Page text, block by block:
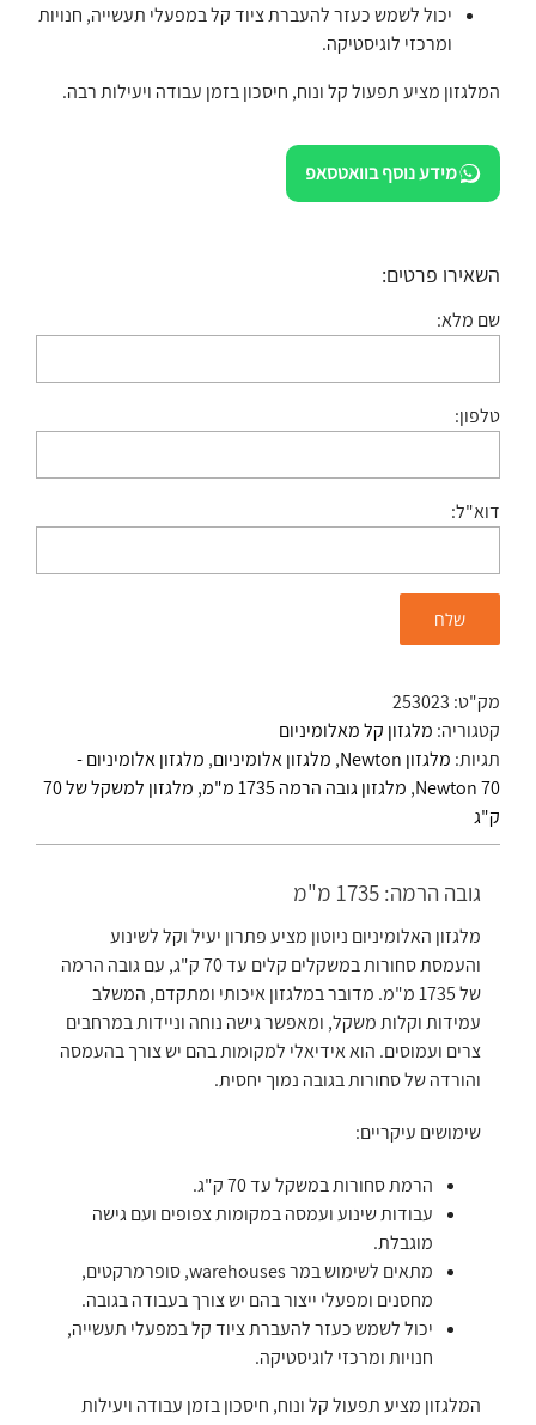
יכול לשמש כעזר להעברת ציוד קל במפעלי תעשייה, חנויות
ומרכזי לוגיסטיקה.
המלגזון מציע תפעול קל ונוח, חיסכון בזמן עבודה ויעילות רבה.
מידע נוסף בוואטסאפ
השאירו פרטים:
שם מלא:
טלפון:
דוא"ל:
מק"ט: 253023
קטגוריה: מלגזון קל מאלומיניום
תגיות: מלגזון Newton , מלגזון אלומיניום, מלגזון אלומיניום -
Newton 70
, מלגזון גובה הרמה 1735 מ"מ ,
מלגזון למשקל של 70
ק"ג
גובה הרמה: 1735 מ"מ
מלגזון האלומיניום ניוטון מציע פתרון יעיל וקל לשינוע
והעמסת סחורות במשקלים קלים עד 70 ק"ג, עם גובה הרמה
של 1735 מ"מ. מדובר במלגזון איכותי ומתקדם, המשלב
עמידות וקלות משקל, ומאפשר גישה נוחה וניידות במרחבים
צרים ועמוסים. הוא אידיאלי למקומות בהם יש צורך בהעמסה
והורדה של סחורות בגובה נמוך יחסית.
שימושים עיקריים:
הרמת סחורות במשקל עד 70 ק"ג.
עבודות שינוע ועמסה במקומות צפופים ועם גישה
מוגבלת.
מתאים לשימוש במר warehouses, סופרמרקטים,
מחסנים ומפעלי ייצור בהם יש צורך בעבודה בגובה.
יכול לשמש כעזר להעברת ציוד קל במפעלי תעשייה,
חנויות ומרכזי לוגיסטיקה.
המלגזון מציע תפעול קל ונוח, חיסכון בזמן עבודה ויעילות